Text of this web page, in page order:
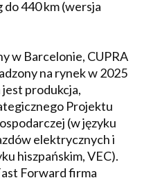
do 440 km (wersja
w Barcelonie, CUPRA
na rynek w 2025
produkcja,
Projektu
(w języku
elektrycznych i
hiszpańskim, VEC).
Forward firma